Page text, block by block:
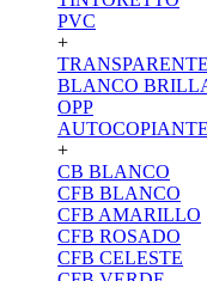
PVC
+
TRANSPARENTE
BLANCO
OPP
AUTOCOPIANTE
+
CB BLANCO
CFB BLANCO
CFB AMARILLO
CFB ROSADO
CFB CELESTE